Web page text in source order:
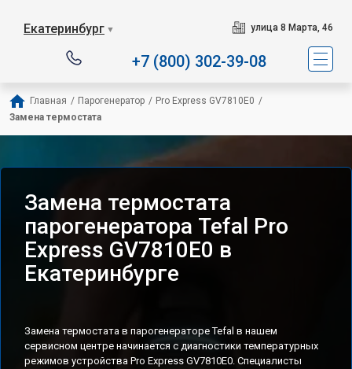
Екатеринбург ▼ улица 8 Марта, 46
+7 (800) 302-39-08
Главная / Парогенератор / Pro Express GV7810E0 /
Замена термостата
Замена термостата
парогенератора Tefal Pro
Express GV7810E0 в
Екатеринбурге
Замена термостата в парогенераторе Tefal в нашем
сервисном центре начинается с диагностики температурных
режимов устройства Pro Express GV7810E0. Специалисты